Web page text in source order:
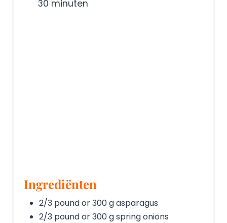
30 minuten
Ingrediënten
2/3 pound or 300 g asparagus
2/3 pound or 300 g spring onions